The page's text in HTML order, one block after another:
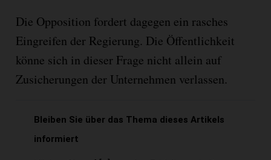
Die Opposition fordert dagegen ein rasches
Eingreifen der Regierung. Die Öffentlichkeit
könne sich in dieser Frage nicht allein auf
Zusicherungen der Unternehmen verlassen.
Bleiben Sie über das Thema dieses Artikels
informiert